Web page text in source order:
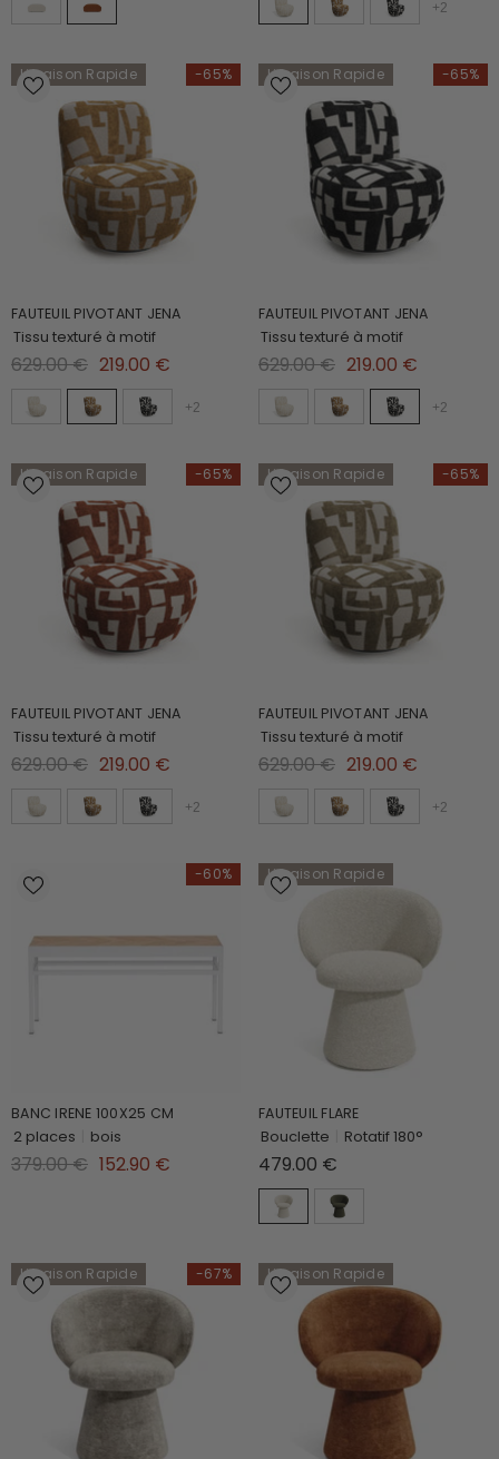
+2
-65%
Livraison Rapide
FAUTEUIL PIVOTANT JENA
Tissu texturé à motif
629.00 € 219.00 €
+2
-65%
Livraison Rapide
FAUTEUIL PIVOTANT JENA
Tissu texturé à motif
629.00 € 219.00 €
+2
-65%
Livraison Rapide
FAUTEUIL PIVOTANT JENA
Tissu texturé à motif
629.00 € 219.00 €
+2
-65%
Livraison Rapide
FAUTEUIL PIVOTANT JENA
Tissu texturé à motif
629.00 € 219.00 €
+2
-60%
BANC IRENE 100X25 CM
2 places bois
379.00 € 152.90 €
Livraison Rapide
FAUTEUIL FLARE
Bouclette Rotatif 180°
479.00 €
-67%
Livraison Rapide Livraison Rapide